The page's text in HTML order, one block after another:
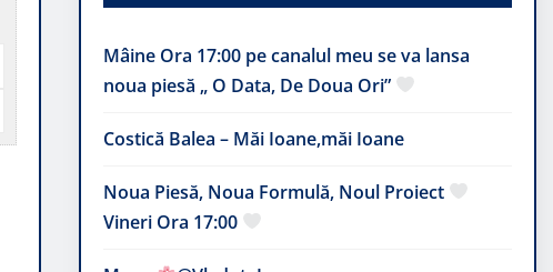
Mâine Ora 17:00 pe canalul meu se va lansa
noua piesă „ O Data, De Doua Ori”
Costică Balea – Măi Ioane,măi Ioane
Noua Piesă, Noua Formulă, Noul Proiect
Vineri Ora 17:00